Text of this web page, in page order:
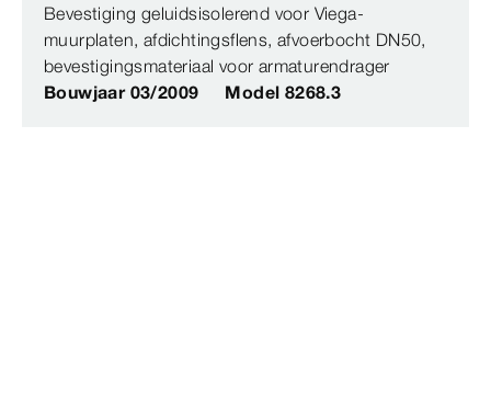
Bevestiging geluidsisolerend voor Viega-
muurplaten, afdichtingsflens, afvoerbocht DN50,
bevestigingsmateriaal voor armaturendrager
Bouwjaar 03/2009
Model 8268.3